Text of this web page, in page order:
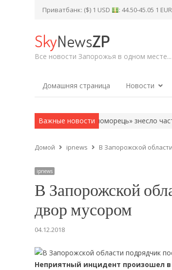
Приватбанк: ($) 1 USD : 44.50-45.05 1 EUR
SkyNewsZP
Все новости Запорожья в одном месте...
Домашняя страница Новости
Важные новости
на стадіоні «Чорноморець» знесло частину…
Домой ipnews В Запорожской
ipnews
В Запорожской
двор мусором
04.12.2018
Неприятный инцидент произошел